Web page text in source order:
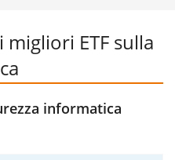
migliori ETF sulla
informatica